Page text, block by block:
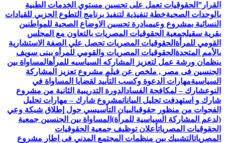
القرار” الحقوقيات تعمل على تحسين مستوي الخدمات الطبية
بالوحدات الصحيةخطة تنفيذية لتنفيذ برنامج التطوع الحزبي للقيادات
النسائية بمشروع وعيمبادرة تحسين الاوضاع الصحية للمواطنين
بقرية سقيلجمعية الحقوقيات المصريات بالتعاون مع المجلس
القومي للمرأة الحقوقيات المصريات تحصل علي الصفة الاستشارية
بالأمم المتحدة الحقوقيات المصريات والقومي للمرأه ببنى سويف
ينظمان ورشة عمل لتعزيز المشاركه السياسيه للمرأهالمساواة بين
الجنسين فى مصر , ملخص عن فيلم مشروع تعزيز المشاركة
السياسيةمهارات الدعوة وكسب التأييد لقضايا المساواة في
النوعشارك – لمكافحة الفساد الدورة التدريبية الثانية من مشروع
شارك و استهدفت تحليل البياناتمشروع شارك – مهارات تحليل
الفجوات من منظور حقوقىالبيان التأسيسي حول إطلاق شبكة وعي
(لدعم المشاركة السياسية للمرأة) المساواة بين الجنسين جمعية
الحقوقيات المصرياتأعلان توظيف جمعية الحقوقيات
المصرياتالتشبيك بين منظمات المجتمع المدني فى اطار مشروع